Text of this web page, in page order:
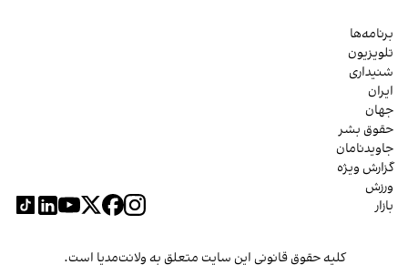
برنامه‌ها
تلویزیون
شنیداری
ایران
جهان
حقوق بشر
جاویدنامان
گزارش ویژه
ورزش
بازار
کلیه حقوق قانونی این سایت متعلق به ولانت‌مدیا است.